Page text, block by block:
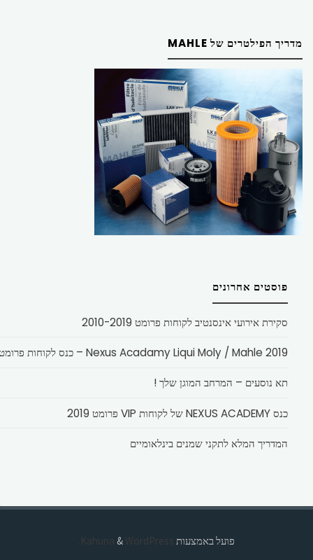
מדריך הפילטרים של MAHLE
פוסטים אחרונים
סקירת אירועי אינסנטיב לקוחות פרומט 2010-2019
Nexus Acadamy Liqui Moly / Mahle 2019 – כנס לקוחות פרומט
תא נוסעים – המרחב המוגן שלך !
כנס NEXUS ACADEMY של לקוחות VIP פרומט 2019
המדריך המלא לתקני שמנים בינלאומיים
פועל באמצעות & WordPress.